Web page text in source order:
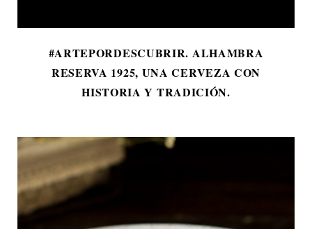
#ARTEPORDESCUBRIR. ALHAMBRA
RESERVA 1925, UNA CERVEZA CON
HISTORIA Y TRADICIÓN.